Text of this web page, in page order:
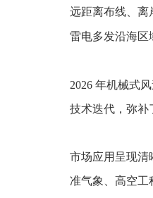
远距离布线、离
雷电多发沿海区
2026 年机械式
技术迭代，弥补
市场应用呈现清
准气象、高空工